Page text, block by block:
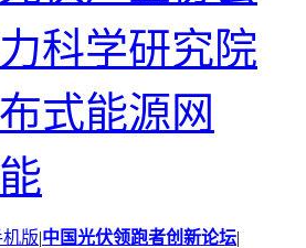
科学研究院
式能源网
版|中国光伏领跑者创新论坛|